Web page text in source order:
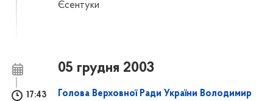
Єсентуки
05 грудня 2003
17:43
Голова Верховної Ради України Володимир